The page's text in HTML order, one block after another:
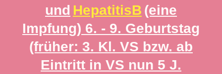
und HepatitisB (eine
Impfung) 6. - 9. Geburtstag
(früher: 3. Kl. VS bzw. ab
Eintritt in VS nun 5 J.